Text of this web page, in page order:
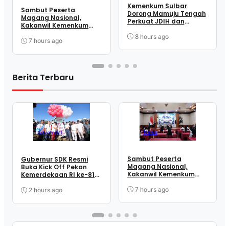
Sambut Peserta
Magang Nasional,
Kakanwil Kemenkum
Disiplin dan
7 hours ago
Kemenkum Sulbar
Dorong Mamuju Tengah
Perkuat JDIH dan
SUARAKU
8 hours ago
Berita Terbaru
Advetorial
Gubernur SDK Resmi
Buka Kick Off Pekan
Kemerdekaan RI ke-81
2 hours ago
News
Sambut Peserta
Magang Nasional,
Kakanwil Kemenkum
Disiplin dan
7 hours ago